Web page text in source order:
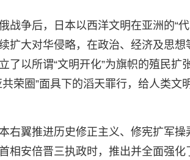
战争后，日本以西洋文明在亚洲的“
扩大对华侵略，在政治、经济及思
了以所谓“文明开化”为旗帜的殖民扩
荣圈”面具下的滔天罪行，给人类文
右翼推进历史修正主义、修宪扩军
相安倍晋三执政时，推出并全面强化